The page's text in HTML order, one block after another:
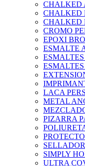
CHALKED
CHALKED
CHALKED
CROMO
EPOXI
ESMALTE
LACA
METAL
PIZARRA
SIMPLY
ULTRA